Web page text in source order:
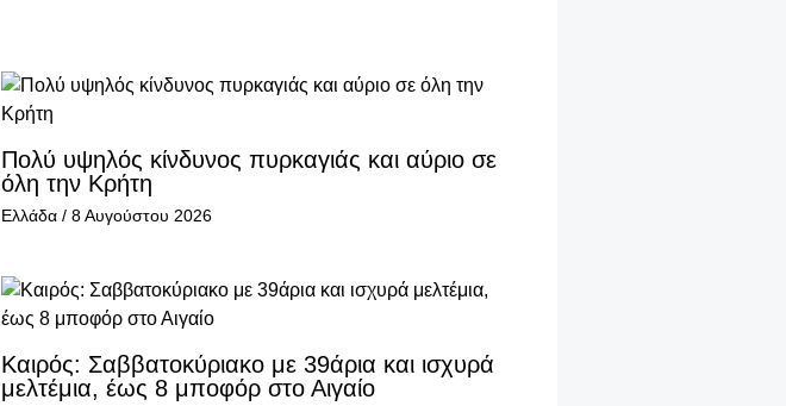
Πολύ υψηλός κίνδυνος πυρκαγιάς και αύριο σε
όλη την Κρήτη
Ελλάδα/ 8 Αυγούστου 2026
Καιρός: Σαββατοκύριακο με 39άρια και ισχυρά
μελτέμια, έως 8 μποφόρ στο Αιγαίο